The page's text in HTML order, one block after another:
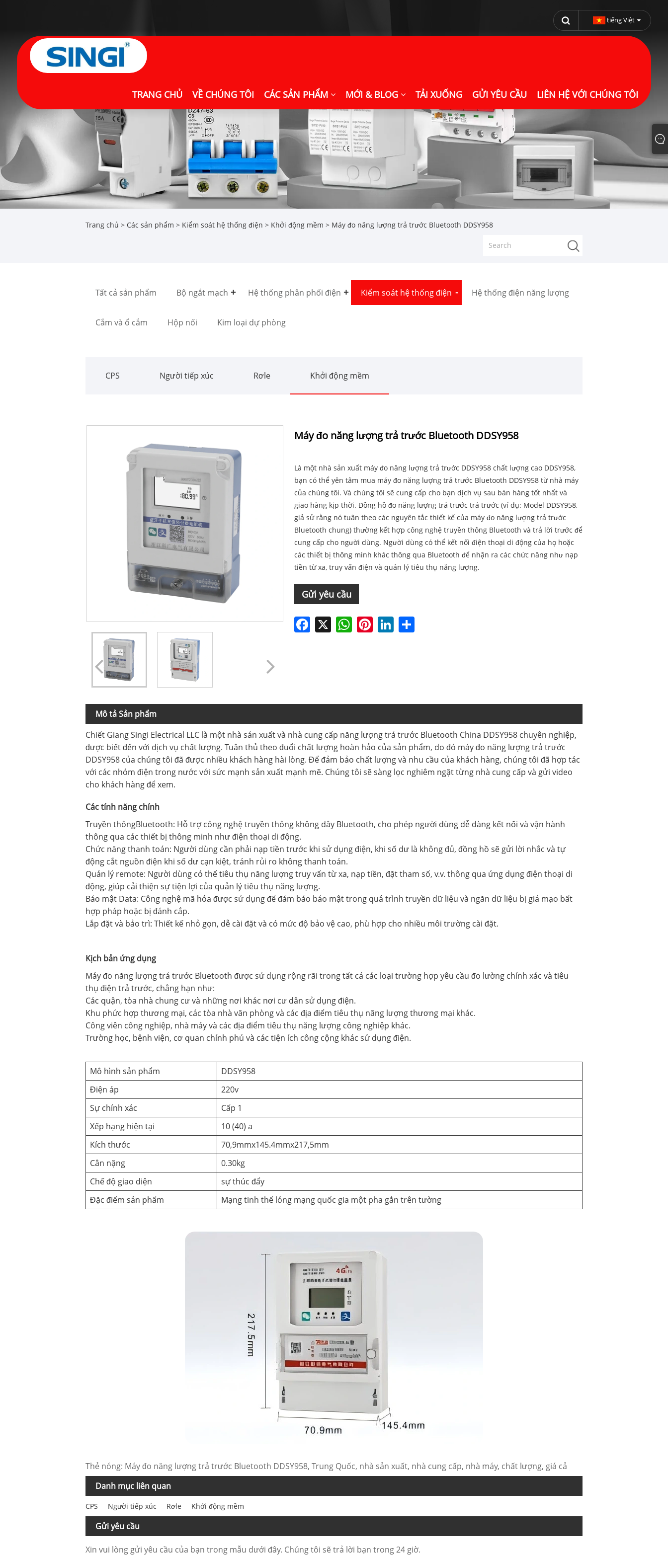
tiếng Việt
TRANG CHỦ VỀ CHÚNG TÔI CÁC SẢN PHẨM MỚI & BLOG TẢI XUỐNG GỬI YÊU CẦU LIÊN HỆ VỚI CHÚNG TÔI
Trang chủ > Các sản phẩm > Kiểm soát hệ thống điện > Khởi động mềm > Máy đo năng lượng trả trước Bluetooth DDSY958
Tất cả sản phẩm Bộ ngắt mạch Hệ thống phân phối điện Kiểm soát hệ thống điện Hệ thống điện năng lượng
Cắm và ổ cắm Hộp nối Kim loại dự phòng
CPS Người tiếp xúc Rơle Khởi động mềm
Máy đo năng lượng trả trước Bluetooth DDSY958
Là một nhà sản xuất máy đo năng lượng trả trước DDSY958 chất lượng cao DDSY958,
bạn có thể yên tâm mua máy đo năng lượng trả trước Bluetooth DDSY958 từ nhà máy
của chúng tôi. Và chúng tôi sẽ cung cấp cho bạn dịch vụ sau bán hàng tốt nhất và
giao hàng kịp thời. Đồng hồ đo năng lượng trả trước trả trước (ví dụ: Model DDSY958,
giả sử rằng nó tuân theo các nguyên tắc thiết kế của máy đo năng lượng trả trước
Bluetooth chung) thường kết hợp công nghệ truyền thông Bluetooth và trả lời trước để
cung cấp cho người dùng. Người dùng có thể kết nối điện thoại di động của họ hoặc
các thiết bị thông minh khác thông qua Bluetooth để nhận ra các chức năng như nạp
tiền từ xa, truy vấn điện và quản lý tiêu thụ năng lượng.
Gửi yêu cầu
Facebook WhatsAppPinterestLinkedIn
Mô tả Sản phẩm
Chiết Giang Singi Electrical LLC là một nhà sản xuất và nhà cung cấp năng lượng trả trước Bluetooth China DDSY958 chuyên nghiệp,
được biết đến với dịch vụ chất lượng. Tuân thủ theo đuổi chất lượng hoàn hảo của sản phẩm, do đó máy đo năng lượng trả trước
DDSY958 của chúng tôi đã được nhiều khách hàng hài lòng. Để đảm bảo chất lượng và nhu cầu của khách hàng, chúng tôi đã hợp tác
với các nhóm điện trong nước với sức mạnh sản xuất mạnh mẽ. Chúng tôi sẽ sàng lọc nghiêm ngặt từng nhà cung cấp và gửi video
cho khách hàng để xem.
Các tính năng chính
Truyền thôngBluetooth: Hỗ trợ công nghệ truyền thông không dây Bluetooth, cho phép người dùng dễ dàng kết nối và vận hành
thông qua các thiết bị thông minh như điện thoại di động.
Chức năng thanh toán: Người dùng cần phải nạp tiền trước khi sử dụng điện, khi số dư là không đủ, đồng hồ sẽ gửi lời nhắc và tự
động cắt nguồn điện khi số dư cạn kiệt, tránh rủi ro không thanh toán.
Quản lý remote: Người dùng có thể tiêu thụ năng lượng truy vấn từ xa, nạp tiền, đặt tham số, v.v. thông qua ứng dụng điện thoại di
động, giúp cải thiện sự tiện lợi của quản lý tiêu thụ năng lượng.
Bảo mật Data: Công nghệ mã hóa được sử dụng để đảm bảo bảo mật trong quá trình truyền dữ liệu và ngăn dữ liệu bị giả mạo bất
hợp pháp hoặc bị đánh cắp.
Lắp đặt và bảo trì: Thiết kế nhỏ gọn, dễ cài đặt và có mức độ bảo vệ cao, phù hợp cho nhiều môi trường cài đặt.
Kịch bản ứng dụng
Máy đo năng lượng trả trước Bluetooth được sử dụng rộng rãi trong tất cả các loại trường hợp yêu cầu đo lường chính xác và tiêu
thụ điện trả trước, chẳng hạn như:
Các quận, tòa nhà chung cư và những nơi khác nơi cư dân sử dụng điện.
Khu phức hợp thương mại, các tòa nhà văn phòng và các địa điểm tiêu thụ năng lượng thương mại khác.
Công viên công nghiệp, nhà máy và các địa điểm tiêu thụ năng lượng công nghiệp khác.
Trường học, bệnh viện, cơ quan chính phủ và các tiện ích công cộng khác sử dụng điện.
Mô hình sản phẩm
DDSY958
Điện áp
220v
Sự chính xác
Cấp 1
Xếp hạng hiện tại
10 (40) a
Kích thước
70,9mmx145.4mmx217,5mm
Cân nặng
0.30kg
Chế độ giao diện
sự thúc đẩy
Đặc điểm sản phẩm
Mạng tinh thể lỏng mạng quốc gia một pha gắn trên tường
Thẻ nóng: Máy đo năng lượng trả trước Bluetooth DDSY958, Trung Quốc, nhà sản xuất, nhà cung cấp, nhà máy, chất lượng, giá cả
Danh mục liên quan
CPS Người tiếp xúc Rơle Khởi động mềm
Gửi yêu cầu
Xin vui lòng gửi yêu cầu của bạn trong mẫu dưới đây. Chúng tôi sẽ trả lời bạn trong 24 giờ.